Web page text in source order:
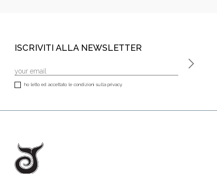
ISCRIVITI ALLA NEWSLETTER
ho letto ed accettato le condizioni sulla privacy.